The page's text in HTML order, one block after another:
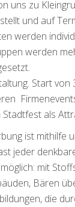
uns zu
und auf
werden
werden
Start von
als
ist mithilfe
jeder
mit
Bären
die